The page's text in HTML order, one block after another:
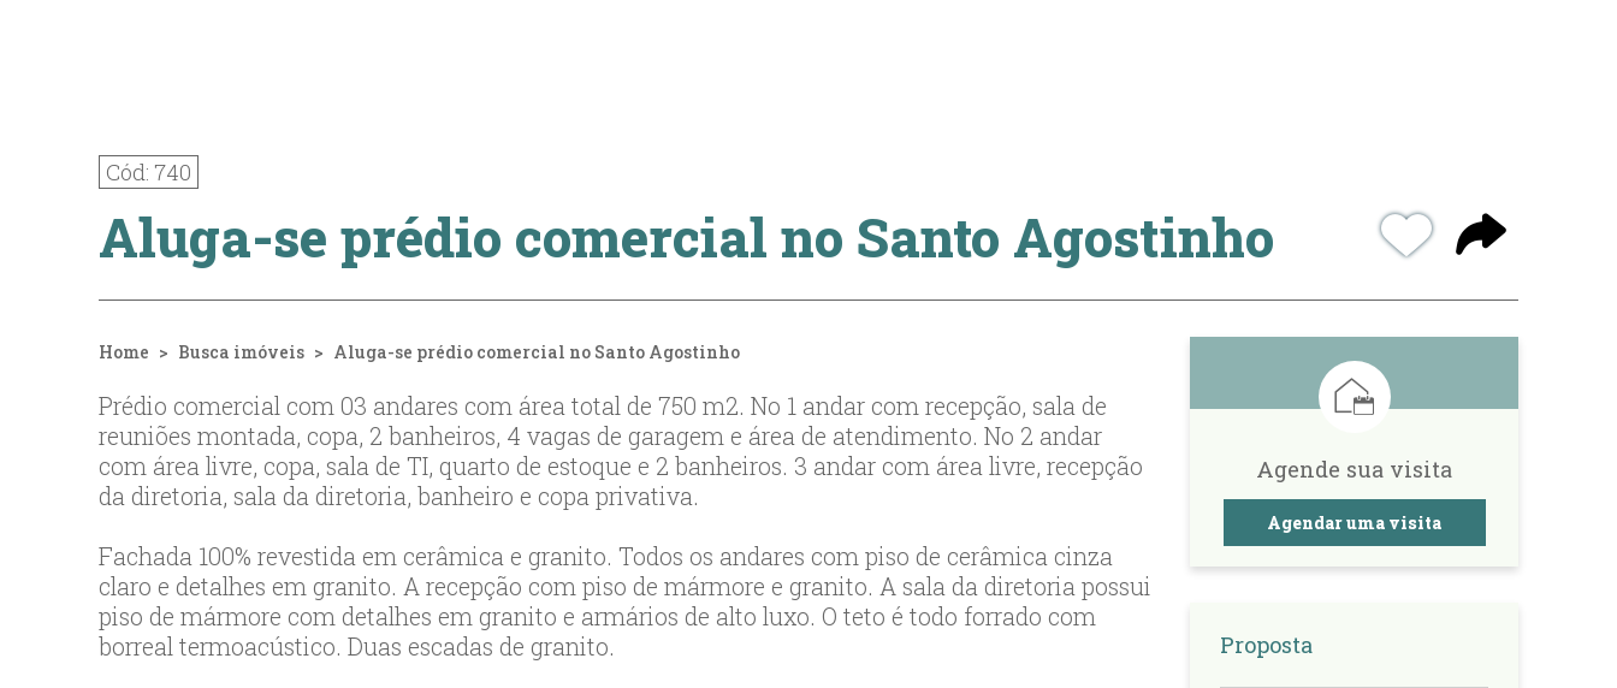
Cód: 740
Aluga-se prédio comercial no Santo Agostinho
Home Busca imóveis Aluga-se prédio comercial no Santo Agostinho
Prédio comercial com 03 andares com área total de 750 m2. No 1 andar com recepção, sala de
reuniões montada, copa, 2 banheiros, 4 vagas de garagem e área de atendimento. No 2 andar
com área livre, copa, sala de TI, quarto de estoque e 2 banheiros. 3 andar com área livre, recepção
da diretoria, sala da diretoria, banheiro e copa privativa.
Fachada 100% revestida em cerâmica e granito. Todos os andares com piso de cerâmica cinza
claro e detalhes em granito. A recepção com piso de mármore e granito. A sala da diretoria possui
piso de mármore com detalhes em granito e armários de alto luxo. O teto é todo forrado com
borreal termoacústico. Duas escadas de granito.
Agende sua visita
Agendar uma visita
Proposta